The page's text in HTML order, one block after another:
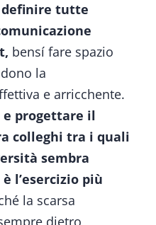
definire tutte
bensí fare spazio
la
e arricchente.
progettare il
colleghi tra i quali
sembra
l’esercizio più
la scarsa
dietro